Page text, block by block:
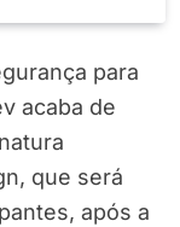
para
acaba de
que será
após a